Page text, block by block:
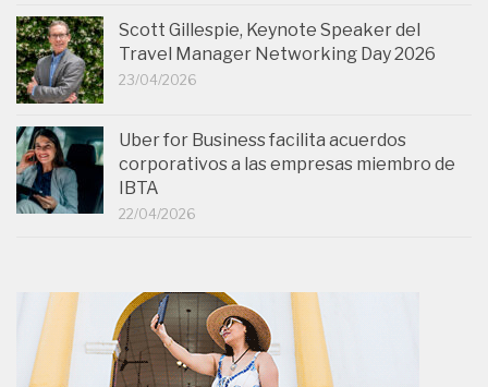
Scott Gillespie, Keynote Speaker del
Travel Manager Networking Day 2026
23/04/2026
Uber for Business facilita acuerdos
corporativos a las empresas miembro de
IBTA
22/04/2026